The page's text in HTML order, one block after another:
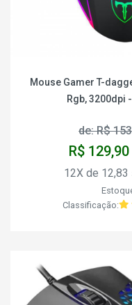
Mouse Gamer T-
Rgb, 3200dpi
de: R$
R$
12X de 12,83
Classificação: